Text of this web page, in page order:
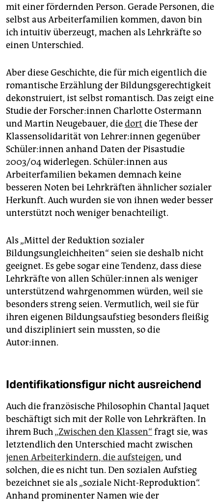
mit einer fördernden Person. Gerade Personen, die
selbst aus Arbeiterfamilien kommen, davon bin
ich intuitiv überzeugt, machen als Lehrkräfte so
einen Unterschied.
Aber diese Geschichte, die für mich eigentlich die
romantische Erzählung der Bildungsgerechtigkeit
dekonstruiert, ist selbst romantisch. Das zeigt eine
Studie der For­sche­r:in­nen Charlotte Ostermann
und Martin Neugebauer, diedort die These der
Klassensolidarität von Leh­re­r:in­nen gegenüber
Schü­le­r:in­nen anhand Daten der Pisastudie
2003/04 widerlegen. Schü­le­r:in­nen aus
Arbeiterfamilien bekamen demnach keine
besseren Noten bei Lehrkräften ähnlicher sozialer
Herkunft. Auch wurden sie von ihnen weder besser
unterstützt noch weniger benachteiligt.
Als „Mittel der Reduktion sozialer
Bildungsungleichheiten“ seien sie deshalb nicht
geeignet. Es gebe sogar eine Tendenz, dass diese
Lehrkräfte von allen Schü­le­r:in­nen als weniger
unterstützend wahrgenommen würden, weil sie
besonders streng seien. Vermutlich, weil sie für
ihren eigenen Bildungsaufstieg besonders fleißig
und diszipliniert sein mussten, so die
Autor:innen.
Identifikationsfigur nicht ausreichend
Auch die französische Philosophin Chantal Jaquet
beschäftigt sich mit der Rolle von Lehrkräften. In
ihrem Buch„Zwischen den Klassen“ fragt sie, was
letztendlich den Unterschied macht zwischen
jenen Arbeiterkindern, die aufsteigen, und
solchen, die es nicht tun. Den sozialen Aufstieg
bezeichnet sie als „so­zia­le Nicht-Reproduktion“.
Anhand prominenter Namen wie der